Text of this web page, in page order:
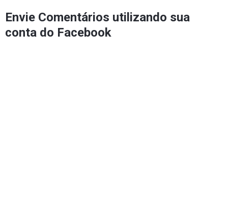
Envie Comentários utilizando sua
conta do Facebook